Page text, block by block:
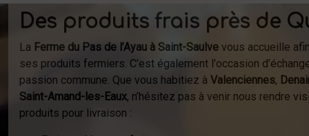
Des produits frais près de
La Ferme du Pas de l’Ayau à Saint-Saulve vous accueille
ses produits fermiers. C’est également l'occasion
passion commune. Que vous habitiez à Valenciennes,
Saint-Amand-les-Eaux, n’hésitez pas à venir nous rendre
produits pour livraison :